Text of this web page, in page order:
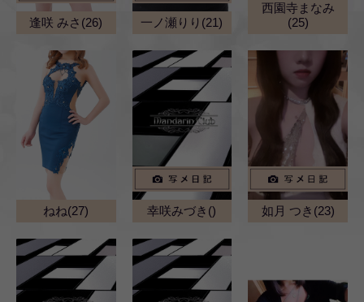
逢咲 みさ(26) 一ノ瀬りり(21)
西園寺まなみ
(25)
ねね(27) 幸咲みづき() 如月 つき(23)